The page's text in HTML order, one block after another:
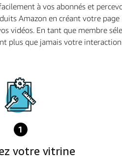
à vos abonnés et
Amazon en créant votre
vidéos. En tant que membre
plus que jamais votre
1
votre vitrine